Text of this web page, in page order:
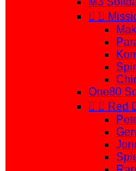
 
One80
  Red